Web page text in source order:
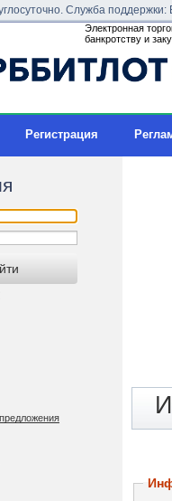
Служба
Электронная
банкротству и
Регистрация